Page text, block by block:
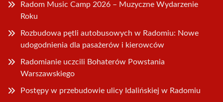
Radom Music Camp 2026 – Muzyczne Wydarzenie
Roku
Rozbudowa pętli autobusowych w Radomiu: Nowe
udogodnienia dla pasażerów i kierowców
Radomianie uczcili Bohaterów Powstania
Warszawskiego
Postępy w przebudowie ulicy Idalińskiej w Radomiu